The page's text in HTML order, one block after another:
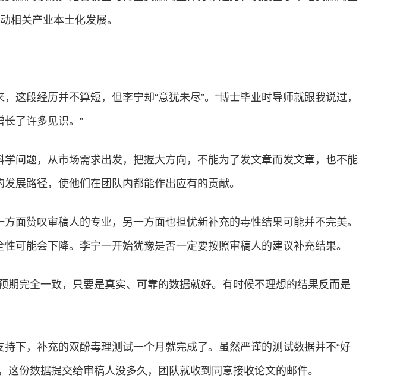
相关产业本土化发展。
段经历并不算短，但李宁却“意犹未尽”。“博士毕业时导师就跟我说过，
了许多见识。”
问题，从市场需求出发，把握大方向，不能为了发文章而发文章，也不能
展路径，使他们在团队内都能作出应有的贡献。
面赞叹审稿人的专业，另一方面也担忧新补充的毒性结果可能并不完美。
可能会下降。李宁一开始犹豫是否一定要按照审稿人的建议补充结果。
完全一致，只要是真实、可靠的数据就好。有时候不理想的结果反而是
下，补充的双酚毒理测试一个月就完成了。虽然严谨的测试数据并不“好
份数据提交给审稿人没多久，团队就收到同意接收论文的邮件。